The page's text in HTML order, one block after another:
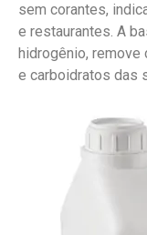
sem corantes,
e restaurantes. A
hidrogênio, remove
e carboidratos das